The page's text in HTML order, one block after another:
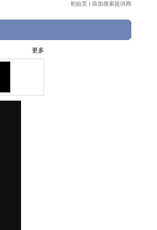
初始页 | 添加搜索提供商
更多